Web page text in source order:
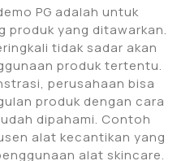
PG adalah untuk
produk yang ditawarkan.
tidak sadar akan
produk tertentu.
perusahaan bisa
produk dengan cara
dipahami. Contoh
alat kecantikan yang
alat skincare.